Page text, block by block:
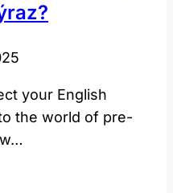
your English
the world of pre-